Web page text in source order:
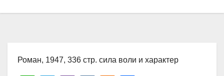
Роман, 1947, 336 стр. сила воли и характер